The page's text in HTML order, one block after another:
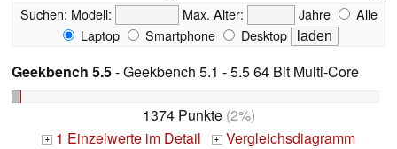
Suchen: Modell: Max. Alter: Jahre
Alle
Laptop
Smartphone Desktop
Geekbench 5.5- Geekbench 5.1 - 5.5 64 Bit Multi-Core
1374 Punkte(2%)
+ 1 Einzelwerte im Detail + Vergleichsdiagramm